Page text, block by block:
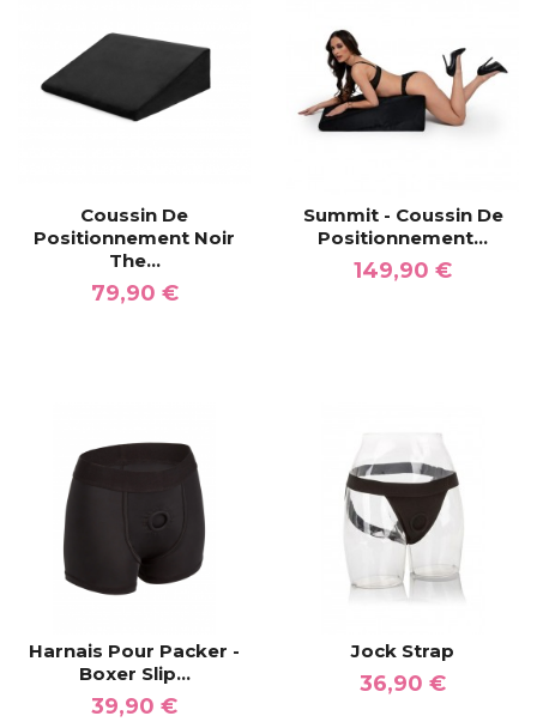
Coussin De
Positionnement Noir
The...
79,90 €
Summit - Coussin De
Positionnement...
149,90 €
Harnais Pour Packer -
Boxer Slip...
39,90 €
Jock Strap
36,90 €